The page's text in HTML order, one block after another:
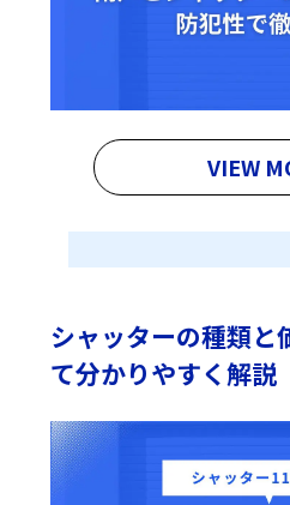
VIEW
シャッターの種類と
て分かりやすく解説